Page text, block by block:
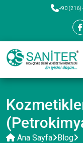
+90 (216)
Ana Sayfa Blog